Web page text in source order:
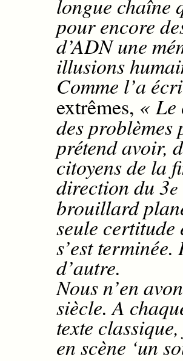
longue chaîne
pour encore
d’ADN une
illusions
Comme l’a
extrêmes, « Le
des problèmes
prétend avoir,
citoyens de la
direction du 3e
brouillard
seule certitude
s’est
d’autre.
Nous n’en
siècle. A
texte
en scène ‘un